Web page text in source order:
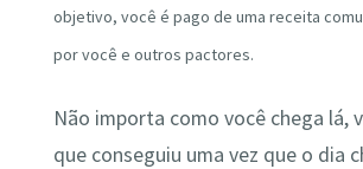
objetivo, você é pago de uma receita
por você e outros pactores.
Não importa como você chega lá,
que conseguiu uma vez que o dia